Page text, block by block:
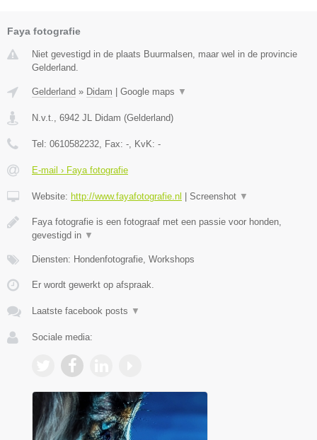
Faya fotografie
Niet gevestigd in de plaats Buurmalsen, maar wel in de provincie
Gelderland.
Gelderland » Didam Google maps ▼
N.v.t., 6942 JL Didam (Gelderland)
Tel: 0610582232, Fax: -, KvK: -
E-mail › Faya fotografie
Website: http://www.fayafotografie.nl Screenshot ▼
Faya fotografie is een fotograaf met een passie voor honden,
gevestigd in ▼
Diensten: Hondenfotografie, Workshops
Er wordt gewerkt op afspraak.
Laatste facebook posts ▼
Sociale media: